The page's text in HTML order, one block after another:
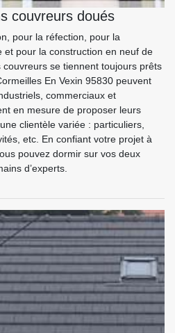
couvreurs doués
pour la réfection, pour la
et pour la construction en neuf de
se tiennent toujours prêts
En Vexin 95830 peuvent
commerciaux et
en mesure de proposer leurs
clientèle variée : particuliers,
etc. En confiant votre projet à
pouvez dormir sur vos deux
d’experts.